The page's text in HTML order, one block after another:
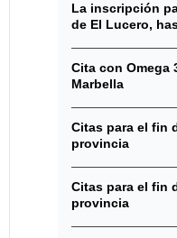
La inscripción
de El Lucero,
Cita con Omega
Marbella
Citas para el fin
provincia
Citas para el fin
provincia